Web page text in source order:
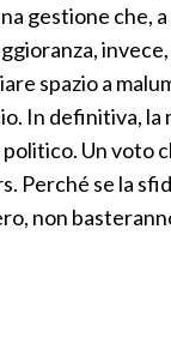
gestione che,
spazio a
In definitiva, la
Un voto
Perché se la
non